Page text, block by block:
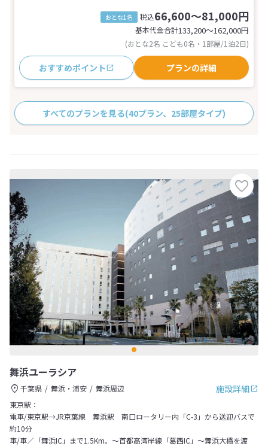
おとな1名 税込66,600～81,000円
基本代金合計133,200〜162,000円
(おとな2名 こども0名・1部屋/1泊2日)
おすすめポイント プランの詳細
すべてのプランを見る(40プラン、25部屋タイプ)
舞浜ユーラシア
施設詳細
千葉県 舞浜・浦安
舞浜周辺
東京駅：
電車/東京駅→JR京葉線 舞浜駅 南口ロータリー内「C-3」から送迎バスで
約10分
車/車／「舞浜IC」まで1.5Km。～首都高湾岸線「葛西IC」～舞浜大橋を渡